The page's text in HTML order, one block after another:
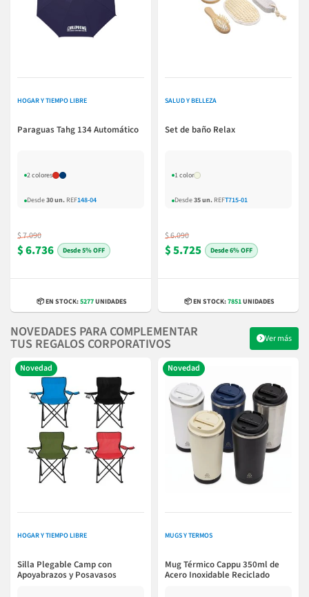
HOGAR Y TIEMPO LIBRE
Paraguas Tahg 134 Automático
2 colores
Desde30 un. REF148-04
$ 7.090
$ 6.736 5% OFF
📦 EN STOCK:5277UNIDADES
SALUD Y BELLEZA
Set de baño Relax
1 color
Desde35 un. REFT715-01
$ 6.090
$ 5.725 6% OFF
📦 EN STOCK:7851UNIDADES
NOVEDADES PARA COMPLEMENTAR
TUS REGALOS CORPORATIVOS Ver más
Novedad
HOGAR Y TIEMPO LIBRE
Silla Plegable Camp con
Apoyabrazos y Posavasos
Novedad
MUGS Y TERMOS
Mug Térmico Cappu 350ml de
Acero Inoxidable Reciclado